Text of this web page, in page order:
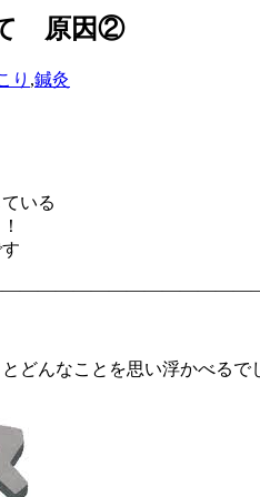
て 原因②
り ,鍼灸
いる
どんなことを思い浮かべるで